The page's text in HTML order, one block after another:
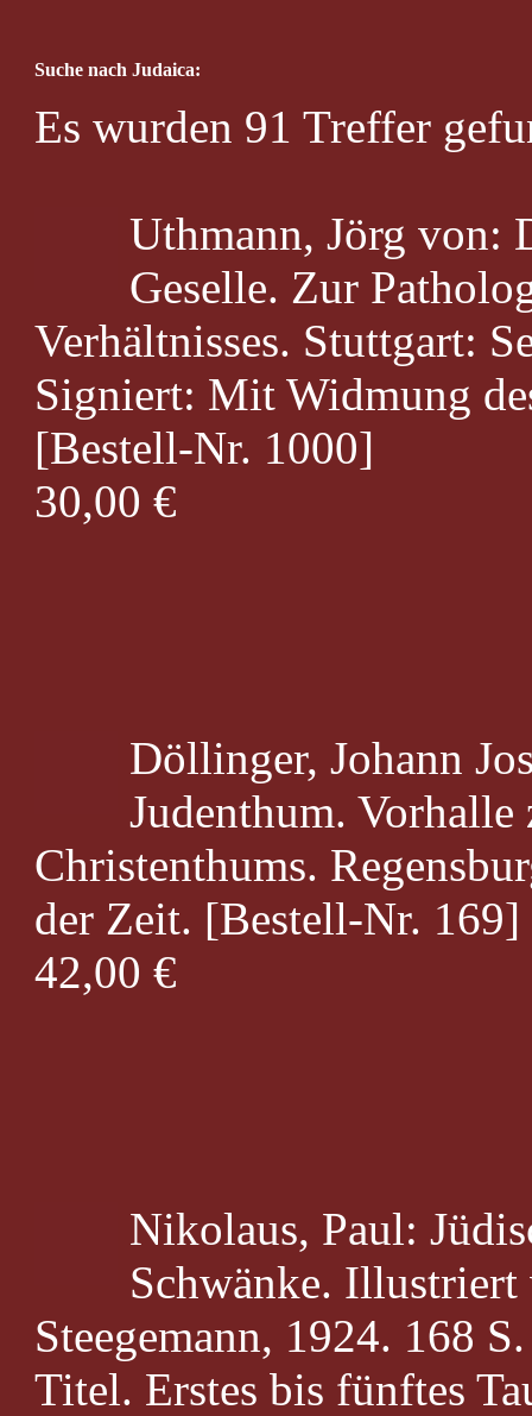
Suche nach Judaica:
Es wurden 91 Treffer
Uthmann, Jörg von:
Geselle. Zur
Verhältnisses. Stuttgart:
Signiert: Mit Widmung
[Bestell-Nr. 1000]
30,00 €
Döllinger, Johann
Judenthum. Vorhalle
Christenthums.
der Zeit. [Bestell-Nr. 169]
42,00 €
Nikolaus, Paul:
Schwänke.
Steegemann, 1924. 168
Titel. Erstes bis fünftes